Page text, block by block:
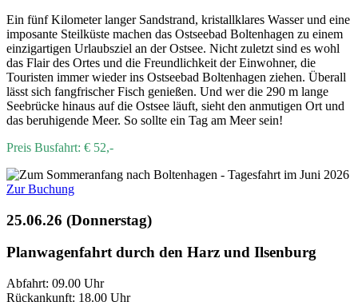
Ein fünf Kilometer langer Sandstrand, kristallklares Wasser und eine
imposante Steilküste machen das Ostseebad Boltenhagen zu einem
einzigartigen Urlaubsziel an der Ostsee. Nicht zuletzt sind es wohl
das Flair des Ortes und die Freundlichkeit der Einwohner, die
Touristen immer wieder ins Ostseebad Boltenhagen ziehen. Überall
lässt sich fangfrischer Fisch genießen. Und wer die 290 m lange
Seebrücke hinaus auf die Ostsee läuft, sieht den anmutigen Ort und
das beruhigende Meer. So sollte ein Tag am Meer sein!
Preis Busfahrt: € 52,-
Zur Buchung
25.06.26 (Donnerstag)
Planwagenfahrt durch den Harz und Ilsenburg
Abfahrt: 09.00 Uhr
Rückankunft: 18.00 Uhr